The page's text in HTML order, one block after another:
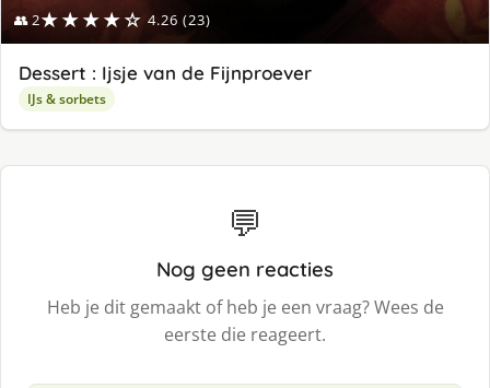
👥 2★★★★☆ 4.26 (23)
Dessert : Ijsje van de Fijnproever
IJs & sorbets
💬
Nog geen reacties
Heb je dit gemaakt of heb je een vraag? Wees de
eerste die reageert.